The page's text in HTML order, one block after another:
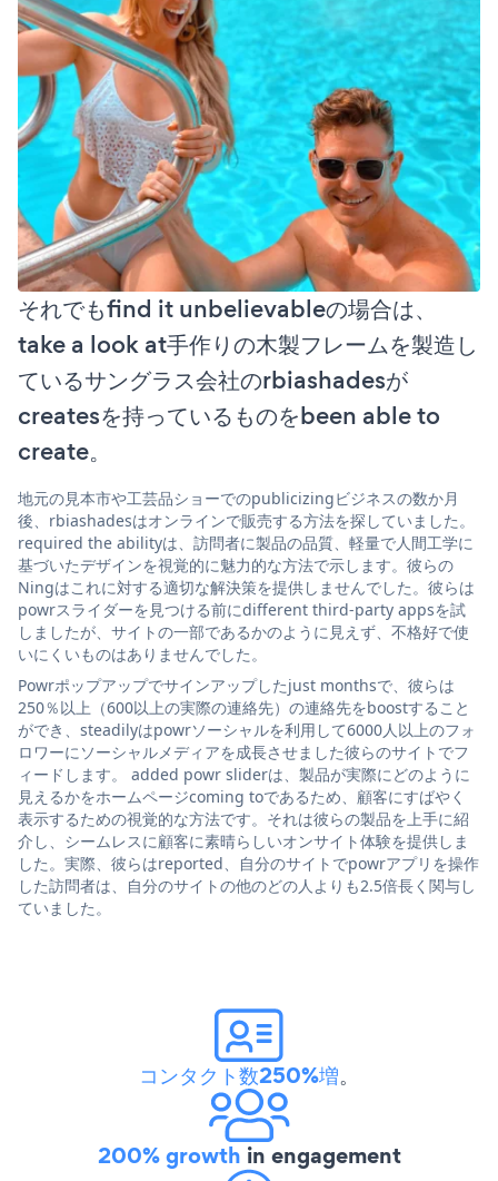
それでもfind it unbelievableの場合は、
take a look at手作りの木製フレームを製造し
ているサングラス会社のrbiashadesが
createsを持っているものをbeen able to
create。
地元の見本市や工芸品ショーでのpublicizingビジネスの数か月
後、rbiashadesはオンラインで販売する方法を探していました。
required the abilityは、訪問者に製品の品質、軽量で人間工学に
基づいたデザインを視覚的に魅力的な方法で示します。彼らの
Ningはこれに対する適切な解決策を提供しませんでした。彼らは
powrスライダーを見つける前にdifferent third-party appsを試
しましたが、サイトの一部であるかのように見えず、不格好で使
いにくいものはありませんでした。
Powrポップアップでサインアップしたjust monthsで、彼らは
250％以上（600以上の実際の連絡先）の連絡先をboostすること
ができ、steadilyはpowrソーシャルを利用して6000人以上のフォ
ロワーにソーシャルメディアを成長させました彼らのサイトでフ
ィードします。 added powr sliderは、製品が実際にどのように
見えるかをホームページcoming toであるため、顧客にすばやく
表示するための視覚的な方法です。それは彼らの製品を上手に紹
介し、シームレスに顧客に素晴らしいオンサイト体験を提供しま
した。実際、彼らはreported、自分のサイトでpowrアプリを操作
した訪問者は、自分のサイトの他のどの人よりも2.5倍長く関与し
ていました。
コンタクト数250%増。
200% growth in engagement